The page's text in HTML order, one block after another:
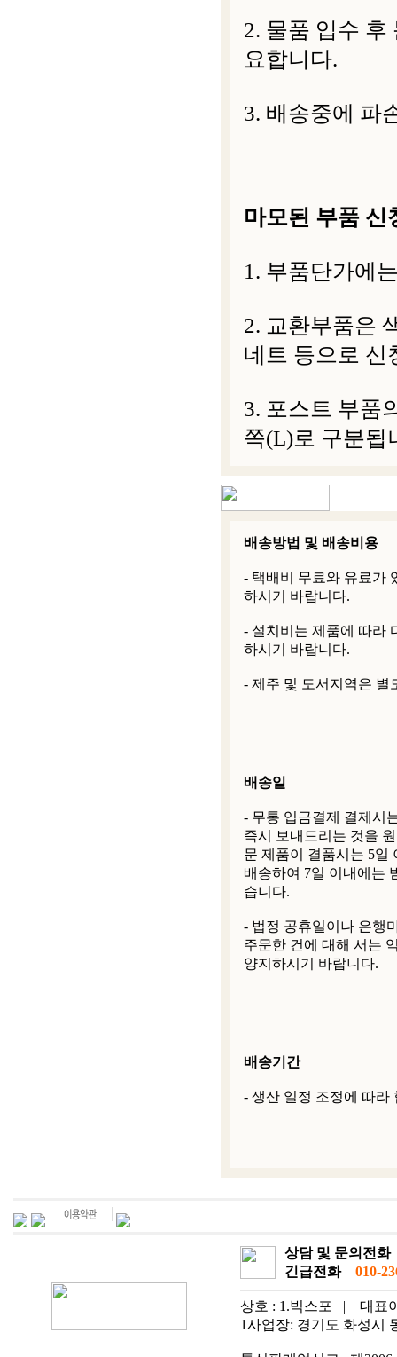
2. 물품 입수 후
요합니다.
3. 배송중에 파
마모된 부품 신
1. 부품단가에
2. 교환부품은
네트 등으로 신
3. 포스트 부품
쪽(L)로 구분됩
배송방법 및 배송비용
- 택배비 무료와 유료가
하시기 바랍니다.
- 설치비는 제품에 따라
하시기 바랍니다.
- 제주 및 도서지역은 별
배송일
- 무통 입금결제 결제시
즉시 보내드리는 것을
문 제품이 결품시는 5일
배송하여 7일 이내에는
습니다.
- 법정 공휴일이나 은행
주문한 건에 대해 서는
양지하시기 바랍니다.
배송기간
- 생산 일정 조정에 따라
상담 및 문의전화
긴급전화
010-
상호 : 1.빅스포 | 대표
1사업장: 경기도 화성시